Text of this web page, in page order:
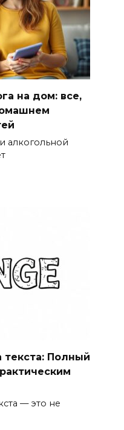
на дом: все,
алкогольной
текста: Полный
— это не